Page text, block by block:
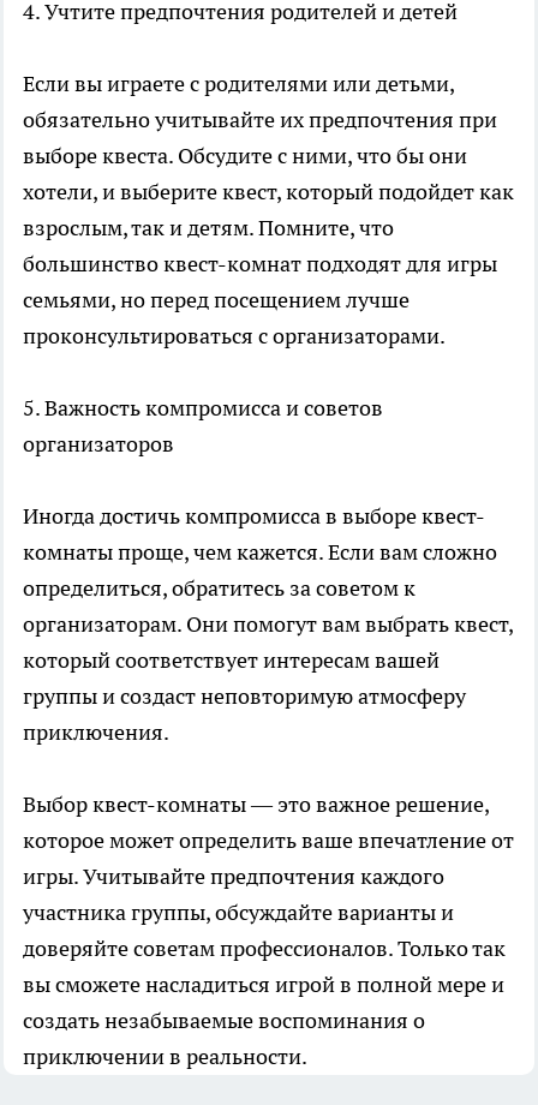
4. Учтите предпочтения родителей и детей
Если вы играете с родителями или детьми,
обязательно учитывайте их предпочтения при
выборе квеста. Обсудите с ними, что бы они
хотели, и выберите квест, который подойдет как
взрослым, так и детям. Помните, что
большинство квест-комнат подходят для игры
семьями, но перед посещением лучше
проконсультироваться с организаторами.
5. Важность компромисса и советов
организаторов
Иногда достичь компромисса в выборе квест-
комнаты проще, чем кажется. Если вам сложно
определиться, обратитесь за советом к
организаторам. Они помогут вам выбрать квест,
который соответствует интересам вашей
группы и создаст неповторимую атмосферу
приключения.
Выбор квест-комнаты — это важное решение,
которое может определить ваше впечатление от
игры. Учитывайте предпочтения каждого
участника группы, обсуждайте варианты и
доверяйте советам профессионалов. Только так
вы сможете насладиться игрой в полной мере и
создать незабываемые воспоминания о
приключении в реальности.